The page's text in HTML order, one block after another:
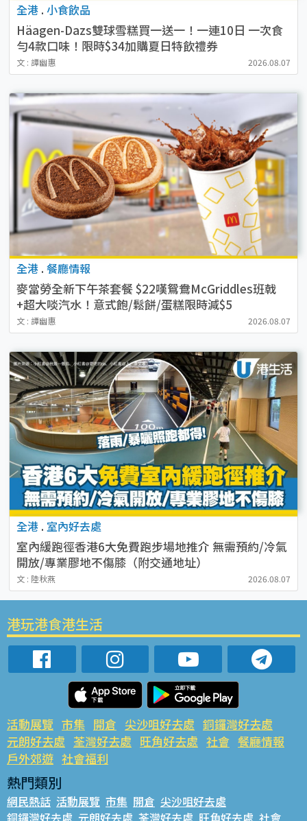
全港 . 小食飲品
Häagen-Dazs雙球雪糕買一送一！一連10日 一次食
勻4款口味！限時$34加購夏日特飲禮券
文 : 譚幽惠 2026.08.07
全港 . 餐廳情報
麥當勞全新下午茶套餐 $22嘆鴛鴦McGriddles班戟
+超大啖汽水！意式飽/鬆餅/蛋糕限時減$5
文 : 譚幽惠 2026.08.07
全港 . 室內好去處
室內緩跑徑香港6大免費跑步場地推介 無需預約/冷氣
開放/專業膠地不傷膝（附交通地址）
文 : 陸秋燕 2026.08.07
港玩港食港生活
活動展覽 市集 開倉 尖沙咀好去處 銅鑼灣好去處
元朗好去處 荃灣好去處 旺角好去處 社會 餐廳情報
戶外郊遊 社會福利
熱門類別
網民熱話 活動展覽 市集 開倉 尖沙咀好去處
銅鑼灣好去處 元朗好去處 荃灣好去處 旺角好去處 社會